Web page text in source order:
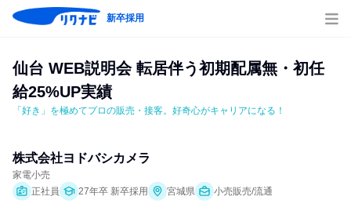
新卒採用
仙台 WEB説明会 転居伴う初期配属無・初任
給25%UP実績
「好き」を極めてプロの販売・接客。好奇心がキャリアになる！
株式会社ヨドバシカメラ
家電小売
正社員
27年卒 新卒採用 宮城県 小売販売/流通